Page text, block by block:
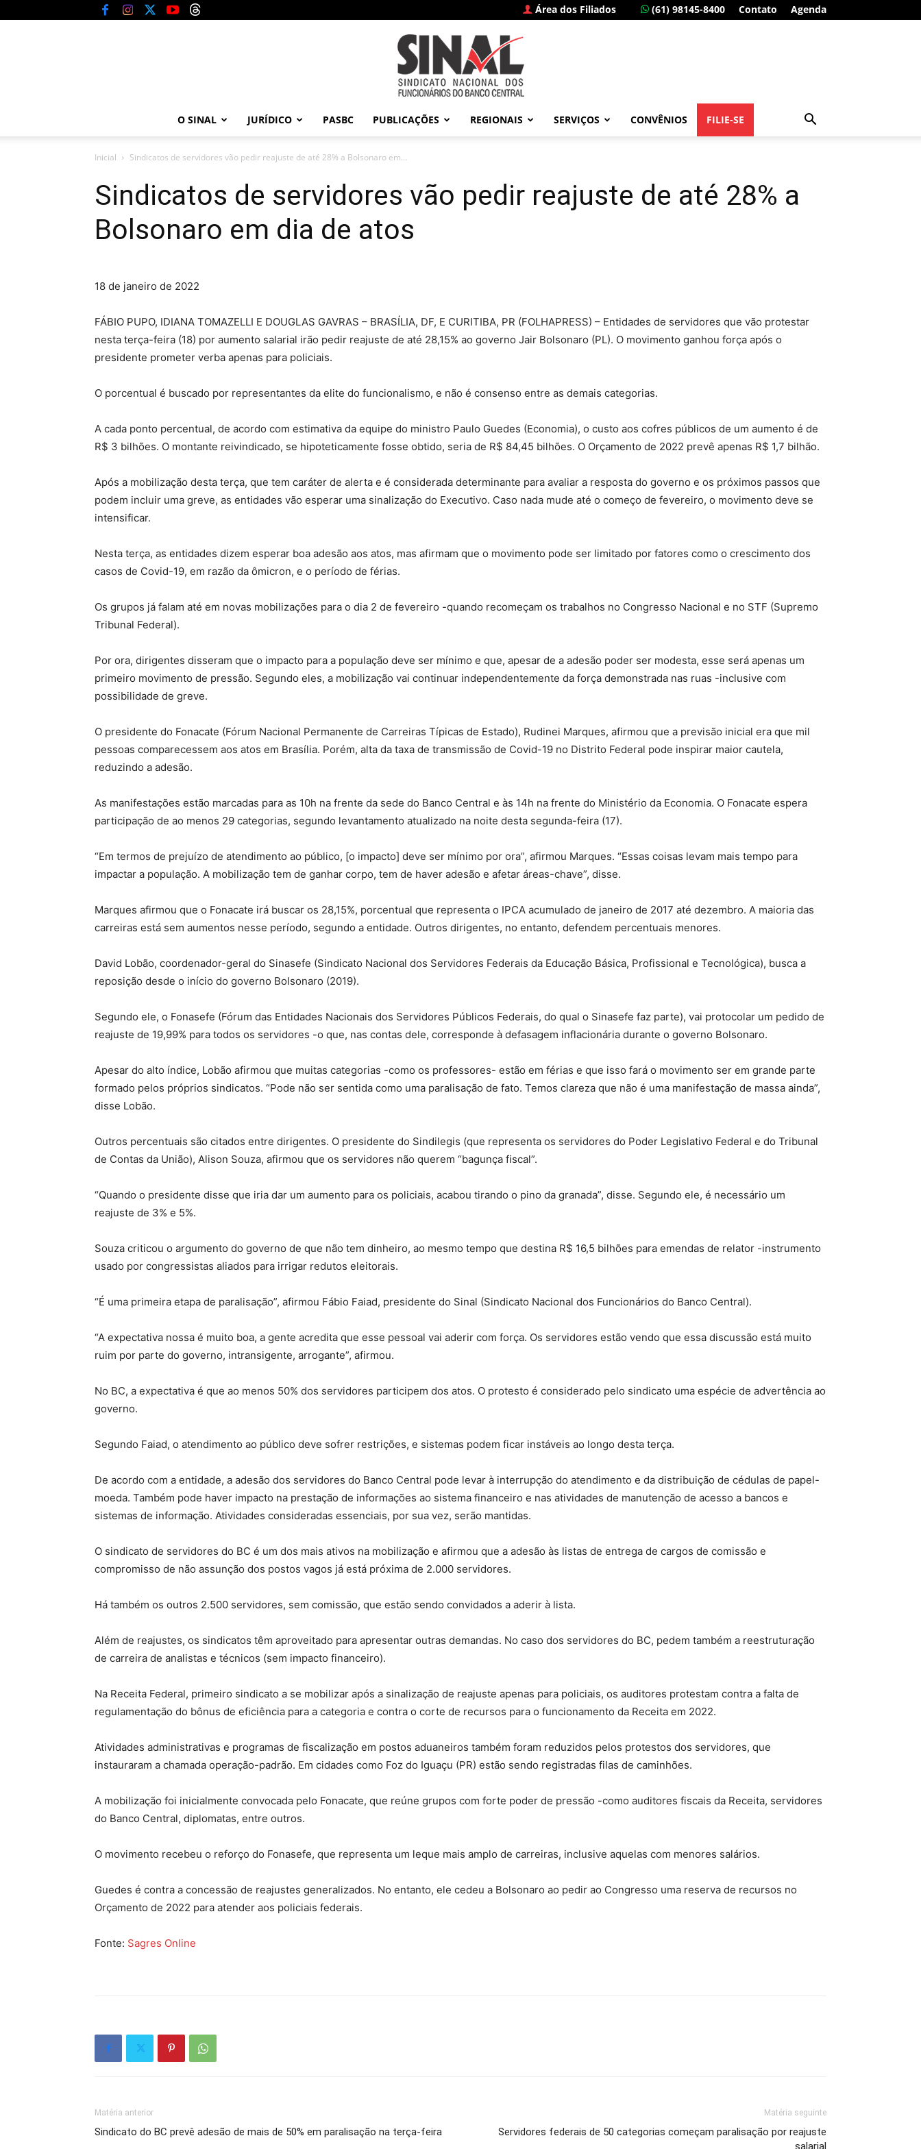
Área dos Filiados (61) 98145-8400 Contato Agenda
Sindicato
dos
do
Central
O SINAL JURÍDICO PASBC PUBLICAÇÕES REGIONAIS SERVIÇOS CONVÊNIOS FILIE-SE
Inicial Sindicatos de servidores vão pedir reajuste de até 28% a Bolsonaro em...
Sindicatos de servidores vão pedir reajuste de até 28% a
Bolsonaro em dia de atos
18 de janeiro de 2022
FÁBIO PUPO, IDIANA TOMAZELLI E DOUGLAS GAVRAS – BRASÍLIA, DF, E CURITIBA, PR (FOLHAPRESS) – Entidades de servidores que vão protestar
nesta terça-feira (18) por aumento salarial irão pedir reajuste de até 28,15% ao governo Jair Bolsonaro (PL). O movimento ganhou força após o
presidente prometer verba apenas para policiais.
O porcentual é buscado por representantes da elite do funcionalismo, e não é consenso entre as demais categorias.
A cada ponto percentual, de acordo com estimativa da equipe do ministro Paulo Guedes (Economia), o custo aos cofres públicos de um aumento é de
R$ 3 bilhões. O montante reivindicado, se hipoteticamente fosse obtido, seria de R$ 84,45 bilhões. O Orçamento de 2022 prevê apenas R$ 1,7 bilhão.
Após a mobilização desta terça, que tem caráter de alerta e é considerada determinante para avaliar a resposta do governo e os próximos passos que
podem incluir uma greve, as entidades vão esperar uma sinalização do Executivo. Caso nada mude até o começo de fevereiro, o movimento deve se
intensificar.
Nesta terça, as entidades dizem esperar boa adesão aos atos, mas afirmam que o movimento pode ser limitado por fatores como o crescimento dos
casos de Covid-19, em razão da ômicron, e o período de férias.
Os grupos já falam até em novas mobilizações para o dia 2 de fevereiro -quando recomeçam os trabalhos no Congresso Nacional e no STF (Supremo
Tribunal Federal).
Por ora, dirigentes disseram que o impacto para a população deve ser mínimo e que, apesar de a adesão poder ser modesta, esse será apenas um
primeiro movimento de pressão. Segundo eles, a mobilização vai continuar independentemente da força demonstrada nas ruas -inclusive com
possibilidade de greve.
O presidente do Fonacate (Fórum Nacional Permanente de Carreiras Típicas de Estado), Rudinei Marques, afirmou que a previsão inicial era que mil
pessoas comparecessem aos atos em Brasília. Porém, alta da taxa de transmissão de Covid-19 no Distrito Federal pode inspirar maior cautela,
reduzindo a adesão.
As manifestações estão marcadas para as 10h na frente da sede do Banco Central e às 14h na frente do Ministério da Economia. O Fonacate espera
participação de ao menos 29 categorias, segundo levantamento atualizado na noite desta segunda-feira (17).
“Em termos de prejuízo de atendimento ao público, [o impacto] deve ser mínimo por ora”, afirmou Marques. “Essas coisas levam mais tempo para
impactar a população. A mobilização tem de ganhar corpo, tem de haver adesão e afetar áreas-chave”, disse.
Marques afirmou que o Fonacate irá buscar os 28,15%, porcentual que representa o IPCA acumulado de janeiro de 2017 até dezembro. A maioria das
carreiras está sem aumentos nesse período, segundo a entidade. Outros dirigentes, no entanto, defendem percentuais menores.
David Lobão, coordenador-geral do Sinasefe (Sindicato Nacional dos Servidores Federais da Educação Básica, Profissional e Tecnológica), busca a
reposição desde o início do governo Bolsonaro (2019).
Segundo ele, o Fonasefe (Fórum das Entidades Nacionais dos Servidores Públicos Federais, do qual o Sinasefe faz parte), vai protocolar um pedido de
reajuste de 19,99% para todos os servidores -o que, nas contas dele, corresponde à defasagem inflacionária durante o governo Bolsonaro.
Apesar do alto índice, Lobão afirmou que muitas categorias -como os professores- estão em férias e que isso fará o movimento ser em grande parte
formado pelos próprios sindicatos. “Pode não ser sentida como uma paralisação de fato. Temos clareza que não é uma manifestação de massa ainda”,
disse Lobão.
Outros percentuais são citados entre dirigentes. O presidente do Sindilegis (que representa os servidores do Poder Legislativo Federal e do Tribunal
de Contas da União), Alison Souza, afirmou que os servidores não querem “bagunça fiscal”.
“Quando o presidente disse que iria dar um aumento para os policiais, acabou tirando o pino da granada”, disse. Segundo ele, é necessário um
reajuste de 3% e 5%.
Souza criticou o argumento do governo de que não tem dinheiro, ao mesmo tempo que destina R$ 16,5 bilhões para emendas de relator -instrumento
usado por congressistas aliados para irrigar redutos eleitorais.
“É uma primeira etapa de paralisação”, afirmou Fábio Faiad, presidente do Sinal (Sindicato Nacional dos Funcionários do Banco Central).
“A expectativa nossa é muito boa, a gente acredita que esse pessoal vai aderir com força. Os servidores estão vendo que essa discussão está muito
ruim por parte do governo, intransigente, arrogante”, afirmou.
No BC, a expectativa é que ao menos 50% dos servidores participem dos atos. O protesto é considerado pelo sindicato uma espécie de advertência ao
governo.
Segundo Faiad, o atendimento ao público deve sofrer restrições, e sistemas podem ficar instáveis ao longo desta terça.
De acordo com a entidade, a adesão dos servidores do Banco Central pode levar à interrupção do atendimento e da distribuição de cédulas de papel-
moeda. Também pode haver impacto na prestação de informações ao sistema financeiro e nas atividades de manutenção de acesso a bancos e
sistemas de informação. Atividades consideradas essenciais, por sua vez, serão mantidas.
O sindicato de servidores do BC é um dos mais ativos na mobilização e afirmou que a adesão às listas de entrega de cargos de comissão e
compromisso de não assunção dos postos vagos já está próxima de 2.000 servidores.
Há também os outros 2.500 servidores, sem comissão, que estão sendo convidados a aderir à lista.
Além de reajustes, os sindicatos têm aproveitado para apresentar outras demandas. No caso dos servidores do BC, pedem também a reestruturação
de carreira de analistas e técnicos (sem impacto financeiro).
Na Receita Federal, primeiro sindicato a se mobilizar após a sinalização de reajuste apenas para policiais, os auditores protestam contra a falta de
regulamentação do bônus de eficiência para a categoria e contra o corte de recursos para o funcionamento da Receita em 2022.
Atividades administrativas e programas de fiscalização em postos aduaneiros também foram reduzidos pelos protestos dos servidores, que
instauraram a chamada operação-padrão. Em cidades como Foz do Iguaçu (PR) estão sendo registradas filas de caminhões.
A mobilização foi inicialmente convocada pelo Fonacate, que reúne grupos com forte poder de pressão -como auditores fiscais da Receita, servidores
do Banco Central, diplomatas, entre outros.
O movimento recebeu o reforço do Fonasefe, que representa um leque mais amplo de carreiras, inclusive aquelas com menores salários.
Guedes é contra a concessão de reajustes generalizados. No entanto, ele cedeu a Bolsonaro ao pedir ao Congresso uma reserva de recursos no
Orçamento de 2022 para atender aos policiais federais.
Fonte: Sagres Online
Matéria anterior
Sindicato do BC prevê adesão de mais de 50% em paralisação na terça-feira
Matéria seguinte
Servidores federais de 50 categorias começam paralisação por reajuste
salarial